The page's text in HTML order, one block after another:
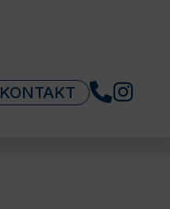
KONTAKT